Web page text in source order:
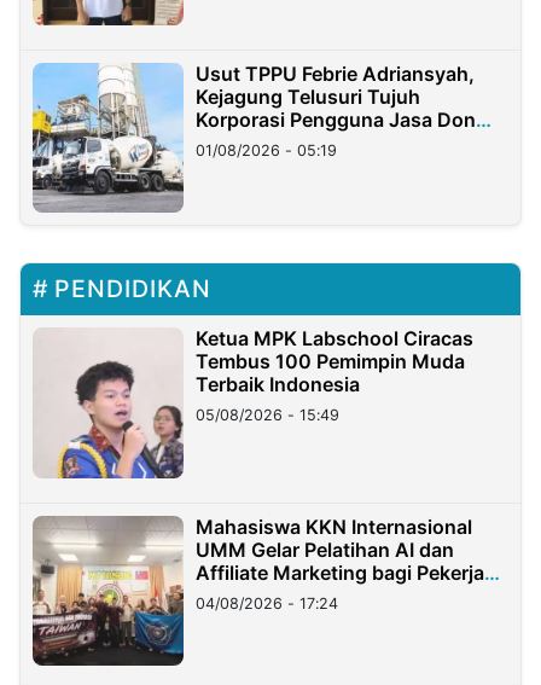
Usut TPPU Febrie Adriansyah,
Kejagung Telusuri Tujuh
Korporasi Pengguna Jasa Don
Ritto
01/08/2026 - 05:19
PENDIDIKAN
Ketua MPK Labschool Ciracas
Tembus 100 Pemimpin Muda
Terbaik Indonesia
05/08/2026 - 15:49
Mahasiswa KKN Internasional
UMM Gelar Pelatihan AI dan
Affiliate Marketing bagi Pekerja
Migran Indonesia di Taiwan
04/08/2026 - 17:24